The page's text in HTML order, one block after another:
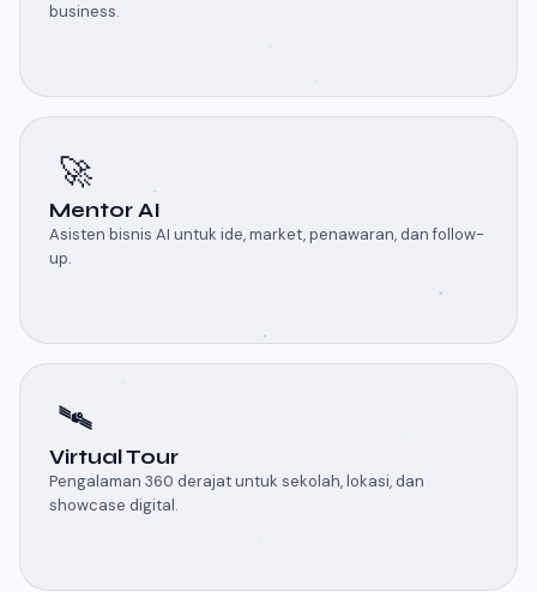
business.
🚀
Mentor AI
Asisten bisnis AI untuk ide, market, penawaran, dan follow-
up.
🛰️
Virtual Tour
Pengalaman 360 derajat untuk sekolah, lokasi, dan
showcase digital.